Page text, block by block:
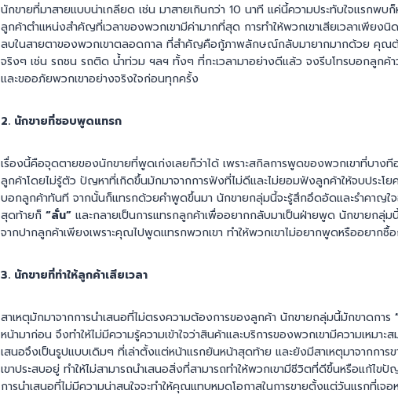
นักขายที่มาสายแบบน่าเกลียด เช่น มาสายเกินกว่า 10 นาที แค่นี้ความประทับใจแรกพบก็
ลูกค้าตำแหน่งสำคัญที่เวลาของพวกเขามีค่ามากที่สุด การทำให้พวกเขาเสียเวลาเพียงนิ
ลบในสายตาของพวกเขาตลอดกาล ที่สำคัญคือกู้ภาพลักษณ์กลับมายากมากด้วย คุณต้
จริงๆ เช่น รถชน รถติด น้ำท่วม ฯลฯ ทั้งๆ ที่กะเวลามาอย่างดีแล้ว จงรีบโทรบอกลูกค้า
และขออภัยพวกเขาอย่างจริงใจก่อนทุกครั้ง
2. นักขายที่ชอบพูดแทรก
เรื่องนี้คือจุดตายของนักขายที่พูดเก่งเลยก็ว่าได้ เพราะสกิลการพูดของพวกเขาที่บาง
ลูกค้าโดยไม่รู้ตัว ปัญหาที่เกิดขึ้นมักมาจากการฟังที่ไม่ดีและไม่ยอมฟังลูกค้าให้จบประโ
บอกลูกค้าทันที จากนั้นก็แทรกด้วยคำพูดขึ้นมา นักขายกลุ่มนี้จะรู้สึกอึดอัดและรำคาญใ
สุดท้ายก็ “ลั่น” และกลายเป็นการแทรกลูกค้าเพื่ออยากกลับมาเป็นฝ่ายพูด นักขายกลุ่
จากปากลูกค้าเพียงเพราะคุณไปพูดแทรกพวกเขา ทำให้พวกเขาไม่อยากพูดหรืออยาก
3. นักขายที่ทำให้ลูกค้าเสียเวลา
สาเหตุมักมาจากการนำเสนอที่ไม่ตรงความต้องการของลูกค้า นักขายกลุ่มนี้มักขาดการ
หน้ามาก่อน จึงทำให้ไม่มีความรู้ความเข้าใจว่าสินค้าและบริการของพวกเขามีความเหมา
เสนอจึงเป็นรูปแบบเดิมๆ ที่เล่าตั้งแต่หน้าแรกยันหน้าสุดท้าย และยังมีสาเหตุมาจากกา
เขาประสบอยู่ ทำให้ไม่สามารถนำเสนอสิ่งที่สามารถทำให้พวกเขามีชีวิตที่ดีขึ้นหรือแก้ไข
การนำเสนอที่ไม่มีความน่าสนใจจะทำให้คุณแทบหมดโอกาสในการขายตั้งแต่วันแรกที่เจอ